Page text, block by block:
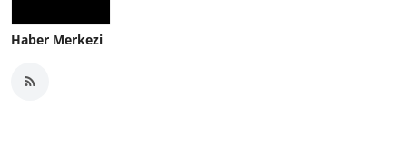
Haber Merkezi